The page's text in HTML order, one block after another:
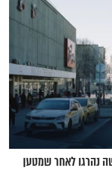
נהרגו לאחר שמטען